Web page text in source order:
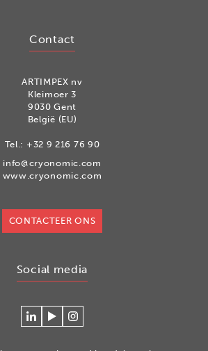
Contact
ARTIMPEX nv
Kleimoer 3
9030 Gent
België (EU)
Tel.: +32 9 216 76 90
info@cryonomic.com
www.cryonomic.com
CONTACTEER ONS
Social media
Connecteer
WatchVolg